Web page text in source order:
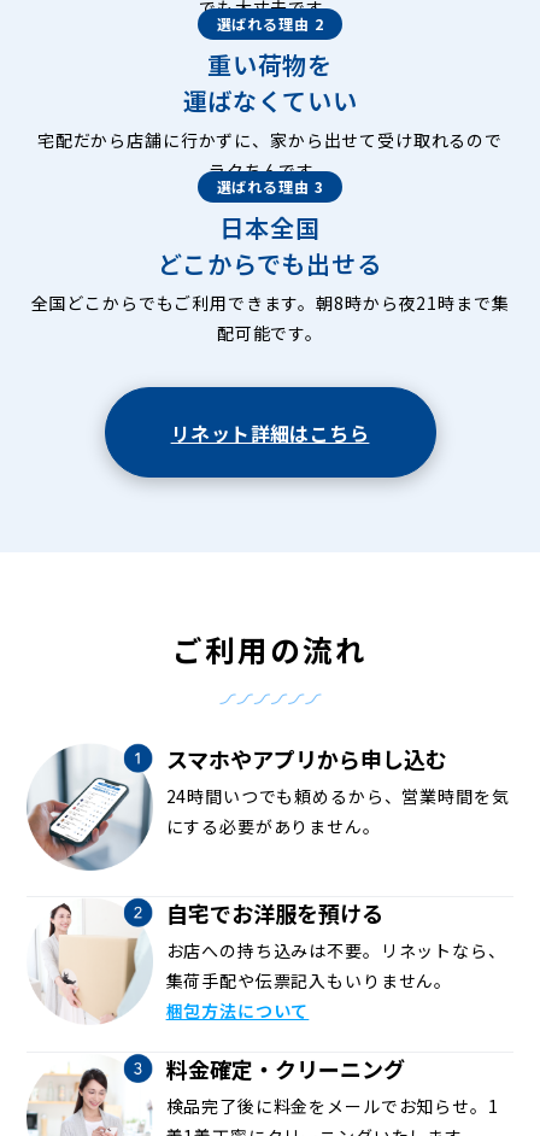
でも大丈夫です。
選ばれる理由 2
重い荷物を
運ばなくていい
宅配だから店舗に行かずに、家から出せて受け取れるので
ラクちんです。
選ばれる理由 3
日本全国
どこからでも出せる
全国どこからでもご利用できます。朝8時から夜21時まで集
配可能です。
リネット詳細はこちら
ご利用の流れ
スマホやアプリから申し込む
24時間いつでも頼めるから、営業時間を気
にする必要がありません。
自宅でお洋服を預ける
お店への持ち込みは不要。リネットなら、
集荷手配や伝票記入もいりません。
梱包方法について
料金確定・クリーニング
検品完了後に料金をメールでお知らせ。1